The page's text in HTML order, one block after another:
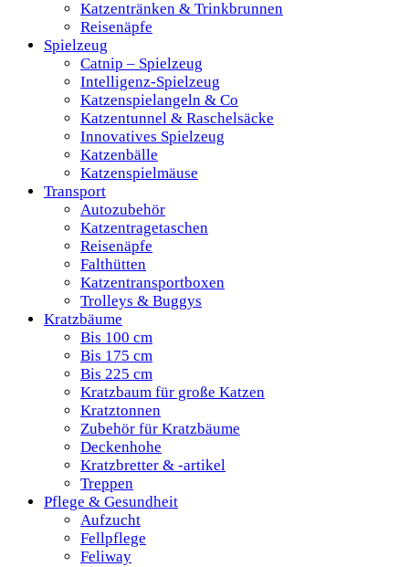
Katzentränken & Trinkbrunnen
Reisenäpfe
Spielzeug
Catnip – Spielzeug
Intelligenz-Spielzeug
Katzenspielangeln & Co
Katzentunnel & Raschelsäcke
Innovatives Spielzeug
Katzenbälle
Katzenspielmäuse
Transport
Autozubehör
Katzentragetaschen
Reisenäpfe
Falthütten
Katzentransportboxen
Trolleys & Buggys
Kratzbäume
Bis 100 cm
Bis 175 cm
Bis 225 cm
Kratzbaum für große Katzen
Kratztonnen
Zubehör für Kratzbäume
Deckenhohe
Kratzbretter & -artikel
Treppen
Pflege & Gesundheit
Aufzucht
Fellpflege
Feliway